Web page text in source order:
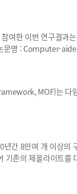
여한 이번 연구결과
문명 : Computer-
MOF)는 다
간 8만여 개 이상
존의 제올라이트를